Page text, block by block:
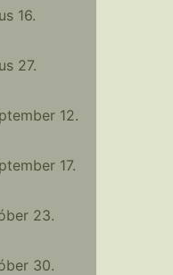
16.
27.
12.
17.
23.
30.